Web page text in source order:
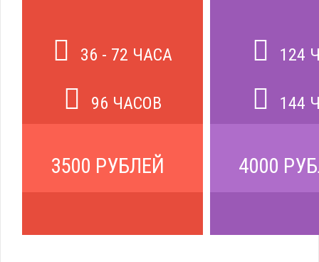
36 - 72 ЧАСА
96 ЧАСОВ
3500 РУБЛЕЙ
124
144
4000